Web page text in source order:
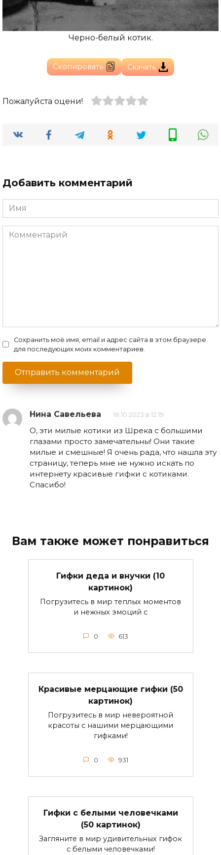
Черно-белый котик.
Скопировать Скачать
Пожалуйста оцени!
Добавить комментарий
Имя
Комментарий
Сохранить моё имя, email и адрес сайта в этом браузере
для последующих моих комментариев.
Нина Савельева 18.10.2023 в 12:19
О, эти милые котики из Шрека с большими
глазами просто замечательны! Они такие
милые и смешные! Я очень рада, что нашла эту
страницу, теперь мне не нужно искать по
интернету красивые гифки с котиками.
Спасибо!
Вам также может понравиться
Гифки деда и внучки (10
картинок)
Погрузитесь в мир теплых моментов
и нежных эмоций с
0 613
Красивые мерцающие гифки (50
картинок)
Погрузитесь в мир невероятной
красоты с нашими мерцающими
гифками!
0 931
Гифки с белыми человечками
(50 картинок)
Загляните в мир удивительных гифок
с белыми человечками!